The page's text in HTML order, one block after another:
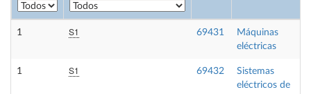
1 S1 69431
Máquinas
eléctricas
1 S1 69432
Sistemas
eléctricos de